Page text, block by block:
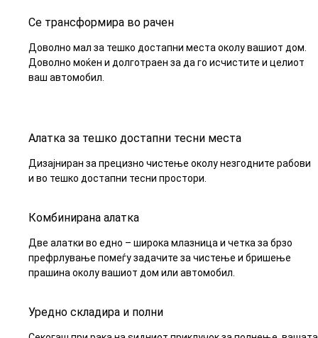
Се трансформира во рачен
Доволно мал за тешко достапни места околу вашиот дом.
Доволно моќен и долготраен за да го исчистите и целиот
ваш автомобил.
Алатка за тешко достапни тесни места
Дизајниран за прецизно чистење околу незгодните рабови
и во тешко достапни тесни простори.
Комбинирана алатка
Две алатки во едно – широка млазница и четка за брзо
префрлување помеѓу задачите за чистење и бришење
прашина околу вашиот дом или автомобил.
Уредно складира и полни